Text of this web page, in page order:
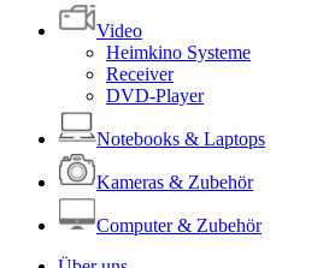
Video
Heimkino Systeme
Receiver
DVD-Player
Notebooks & Laptops
Kameras & Zubehör
Computer & Zubehör